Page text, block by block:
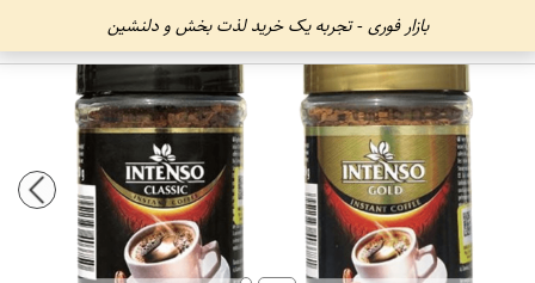
بازار فوری - تجربه یک خرید لذت بخش و دلنشین